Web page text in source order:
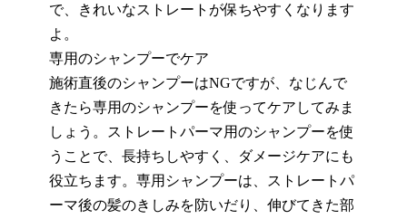
で、きれいなストレートが保ちやすくなります
よ。
専用のシャンプーでケア
施術直後のシャンプーはNGですが、なじんで
きたら専用のシャンプーを使ってケアしてみま
しょう。ストレートパーマ用のシャンプーを使
うことで、長持ちしやすく、ダメージケアにも
役立ちます。専用シャンプーは、ストレートパ
ーマ後の髪のきしみを防いだり、伸びてきた部